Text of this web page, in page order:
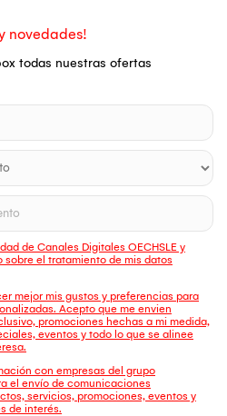
novedades!
todas nuestras ofertas
de Canales Digitales OECHSLE y
el tratamiento de mis datos
mejor mis gustos y preferencias para
Acepto que me envien
promociones hechas a mi medida,
eventos y todo lo que se alinee
con empresas del grupo
el envío de comunicaciones
servicios, promociones, eventos y
de interés.